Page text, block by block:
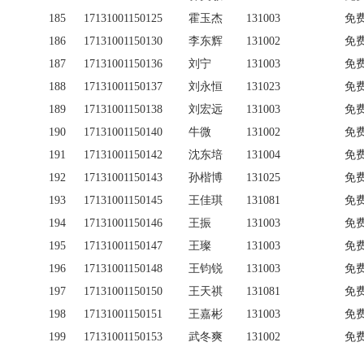
185
17131001150125 霍玉杰 131003
免
186
17131001150130 李东辉 131002
免
187
17131001150136 刘宁 131003
免
188
17131001150137 刘永恒 131023
免
189
17131001150138 刘宏远 131003
免
190
17131001150140 牛微 131002
免
191
17131001150142 沈东培 131004
免
192
17131001150143 孙楷博 131025
免
193
17131001150145 王佳琪 131081
免
194
17131001150146 王振 131003
免
195
17131001150147 王璨 131003
免
196
17131001150148 王钧锐 131003
免
197
17131001150150 王天祺 131081
免
198
17131001150151 王嘉彬 131003
免
199
17131001150153 武冬爽 131002
免